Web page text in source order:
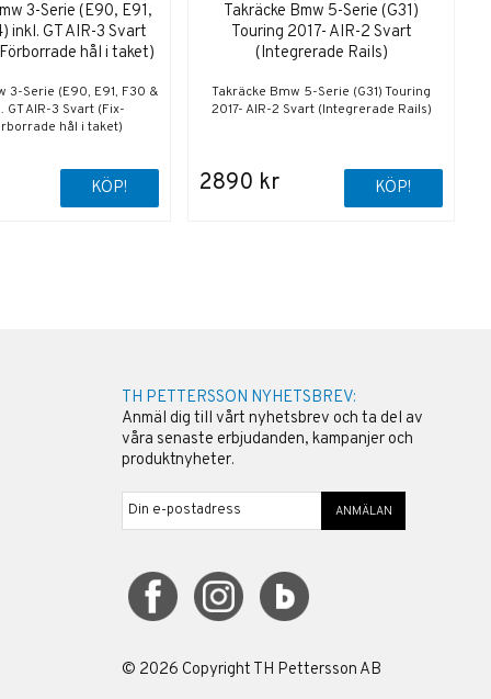
3-Serie (E90, E91,
inkl. GT AIR-3 Svart
hål i taket)
3-Serie (E90, E91, F30 &
GT AIR-3 Svart (Fix-
hål i taket)
KÖP!
Takräcke Bmw 5-Serie (G31)
Touring 2017- AIR-2 Svart
(Integrerade Rails)
Takräcke Bmw 5-Serie (G31) Touring
2017- AIR-2 Svart (Integrerade Rails)
2890 kr KÖP!
TH PETTERSSON NYHETSBREV:
Anmäl dig till vårt nyhetsbrev och ta del av
våra senaste erbjudanden, kampanjer och
produktnyheter.
ANMÄLAN
© 2026 Copyright TH Pettersson AB